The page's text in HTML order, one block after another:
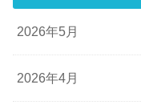
2026年5月
2026年4月